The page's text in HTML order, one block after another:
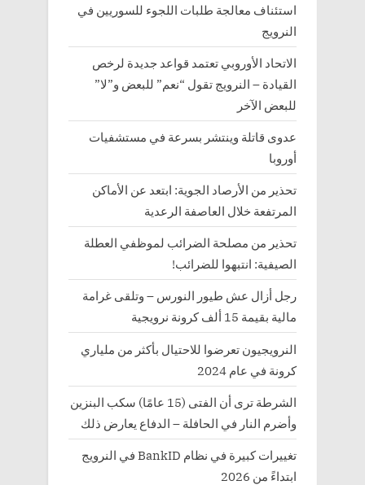
استئناف معالجة طلبات اللجوء للسوريين في
النرويج
الاتحاد الأوروبي تعتمد قواعد جديدة لرخص
القيادة – النرويج تقول “نعم” للبعض و”لا”
للبعض الآخر
عدوى قاتلة وينتشر بسرعة في مستشفيات
أوروبا
تحذير من الأرصاد الجوية: ابتعد عن الأماكن
المرتفعة خلال العاصفة الرعدية
تحذير من مصلحة الضرائب لموظفي العطلة
الصيفية: انتبهوا للضرائب!
رجل أزال عش طيور النورس – وتلقى غرامة
مالية بقيمة 15 ألف كرونة نرويجية
النرويجيون تعرضوا للاحتيال بأكثر من ملياري
كرونة في عام 2024
الشرطة ترى أن الفتى (15 عامًا) سكب البنزين
وأضرم النار في الحافلة – الدفاع يعارض ذلك
تغييرات كبيرة في نظام BankID في النرويج
ابتداءً من 2026